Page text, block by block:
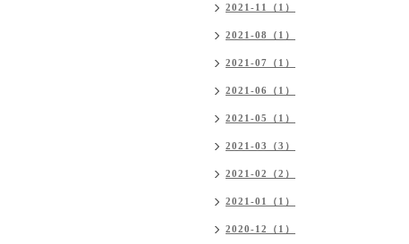
2021-11（1）
2021-08（1）
2021-07（1）
2021-06（1）
2021-05（1）
2021-03（3）
2021-02（2）
2021-01（1）
2020-12（1）